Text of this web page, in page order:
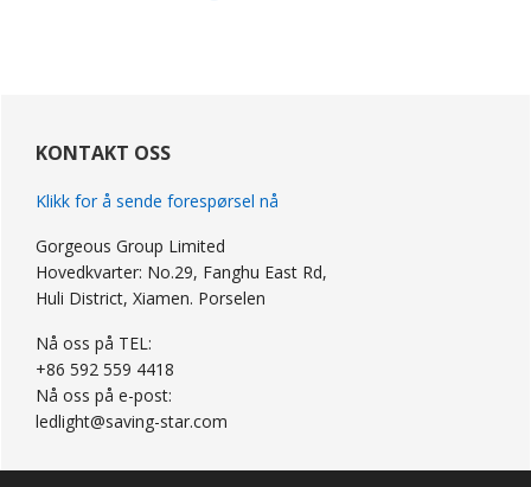
Sidebar
KONTAKT OSS
Klikk for å sende forespørsel nå
Gorgeous Group Limited
Hovedkvarter: No.29, Fanghu East Rd,
Huli District, Xiamen. Porselen
Nå oss på TEL:
+86 592 559 4418
Nå oss på e-post:
ledlight@saving-star.com